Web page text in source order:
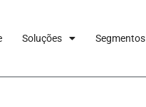
Soluções Segmentos